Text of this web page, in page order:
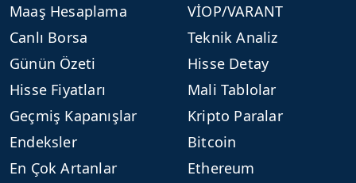
Maaş Hesaplama
Canlı Borsa
Günün Özeti
Hisse Fiyatları
Geçmiş Kapanışlar
Endeksler
En Çok Artanlar
VİOP/VARANT
Teknik Analiz
Hisse Detay
Mali Tablolar
Kripto Paralar
Bitcoin
Ethereum